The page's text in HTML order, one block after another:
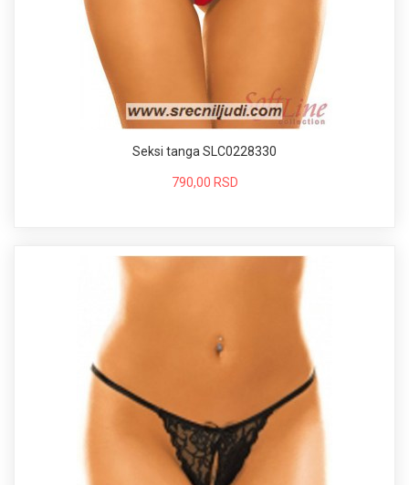
Seksi tanga SLC0228330
790,00 RSD